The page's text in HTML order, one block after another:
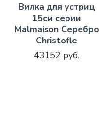
Вилка для устриц
15см серии
Malmaison Серебро
Christofle
43152 руб.